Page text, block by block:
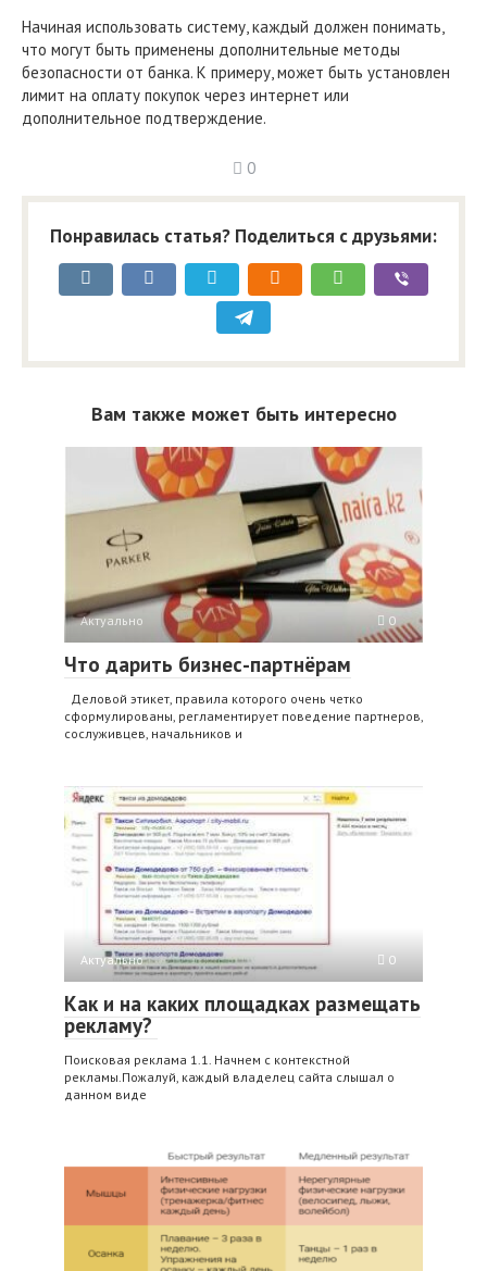
Начиная использовать систему, каждый должен понимать,
что могут быть применены дополнительные методы
безопасности от банка. К примеру, может быть установлен
лимит на оплату покупок через интернет или
дополнительное подтверждение.
0
Понравилась статья? Поделиться с друзьями:
Вам также может быть интересно
Актуально 0
Что дарить бизнес-партнёрам
Деловой этикет, правила которого очень четко
сформулированы, регламентирует поведение партнеров,
сослуживцев, начальников и
Актуально 0
Как и на каких площадках размещать
рекламу?
Поисковая реклама 1.1. Начнем с контекстной
рекламы.Пожалуй, каждый владелец сайта слышал о
данном виде